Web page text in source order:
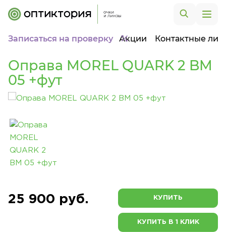
Записаться на проверку Акции Контактные
Оправа MOREL QUARK 2 BM
05 +фут
25 900 руб. КУПИТЬ
КУПИТЬ В 1 КЛИК